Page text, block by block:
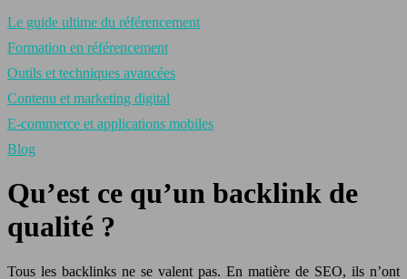
Le guide ultime du référencement
Formation en référencement
Outils et techniques avancées
Contenu et marketing digital
E-commerce et applications mobiles
Blog
Qu’est ce qu’un backlink de
qualité ?
Tous les backlinks ne se valent pas. En matière de SEO, ils n’ont